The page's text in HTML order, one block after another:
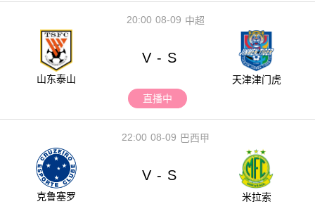
08-09
20:00 中超
山东泰山
V - S
天津津门虎
直播中
08-09
22:00 巴西甲
克鲁塞罗
V - S
米拉索